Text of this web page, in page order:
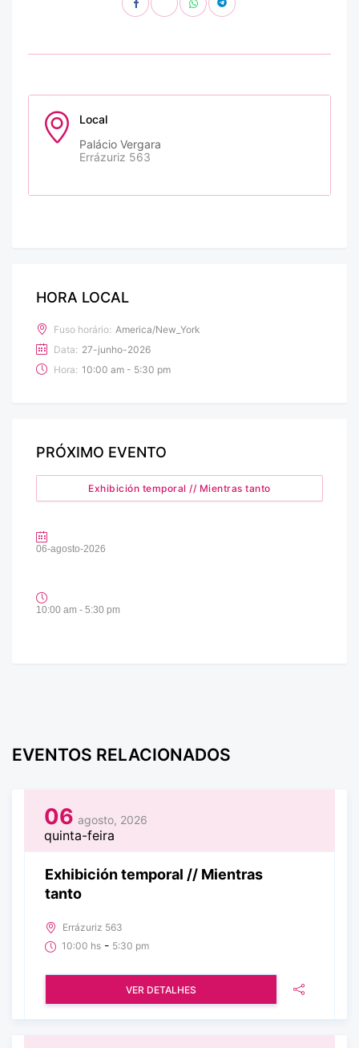
Local
Palácio Vergara
Errázuriz 563
HORA LOCAL
Fuso horário: America/New_York
Data: 27-junho-2026
Hora: 10:00 am - 5:30 pm
PRÓXIMO EVENTO
Exhibición temporal // Mientras tanto
06-agosto-2026
10:00 am - 5:30 pm
EVENTOS RELACIONADOS
06 agosto, 2026
quinta-feira
Exhibición temporal // Mientras
tanto
Errázuriz 563
10:00 hs - 5:30 pm
VER DETALHES